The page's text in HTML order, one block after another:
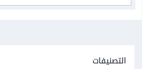
التصنيفات